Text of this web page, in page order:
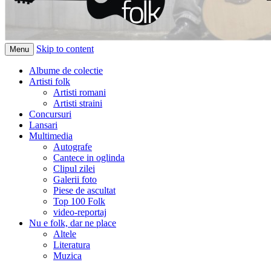
Menu Skip to content
Albume de colectie
Artisti folk
Artisti romani
Artisti straini
Concursuri
Lansari
Multimedia
Autografe
Cantece in oglinda
Clipul zilei
Galerii foto
Piese de ascultat
Top 100 Folk
video-reportaj
Nu e folk, dar ne place
Altele
Literatura
Muzica